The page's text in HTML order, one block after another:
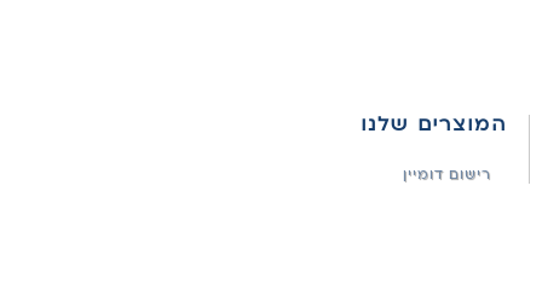
המוצרים שלנו
רישום דומיין